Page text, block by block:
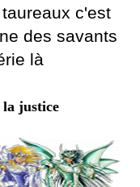
c'est
des savants
là
la justice